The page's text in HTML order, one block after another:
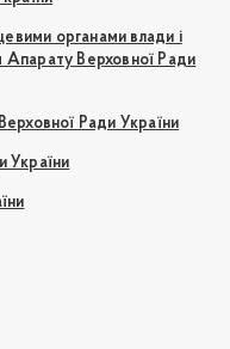
органами влади і
Апарату Верховної Ради
Ради України
України